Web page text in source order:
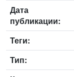
Дата
публикации:
Теги:
Тип: